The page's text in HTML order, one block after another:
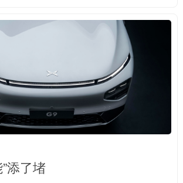
、华大基因、商汤科技等15家民营企业
化场景牵引、深化生态协同，加快推动
应用，赋能产业提质增效等深入交流。
在座谈会上表示，海南将坚持鼓励创
效...
添了堵